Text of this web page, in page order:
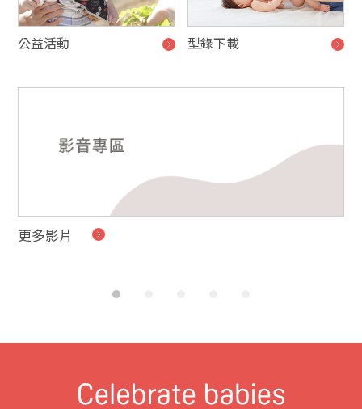
公益活動 型錄下載
更多影片